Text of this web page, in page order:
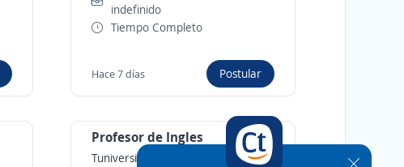
indefinido
Tiempo Completo
Hace 7 días Postular
Profesor de Ingles
Tuniversia
Valencia, Carabobo